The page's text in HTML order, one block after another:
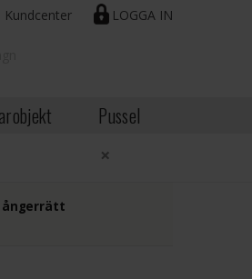
LOGGA IN
Kundcenter
Pussel
×
ångerrätt